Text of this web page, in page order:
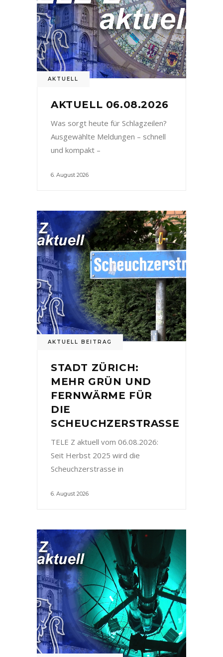
AKTUELL
AKTUELL 06.08.2026
Was sorgt heute für Schlagzeilen?
Ausgewählte Meldungen – schnell
und kompakt –
6. August 2026
AKTUELL BEITRAG
STADT ZÜRICH:
MEHR GRÜN UND
FERNWÄRME FÜR
DIE
SCHEUCHZERSTRASSE
TELE Z aktuell vom 06.08.2026:
Seit Herbst 2025 wird die
Scheuchzerstrasse in
6. August 2026